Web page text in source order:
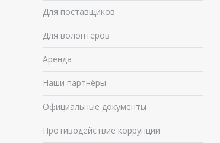
Для поставщиков
Для волонтёров
Аренда
Наши партнёры
Официальные документы
Противодействие коррупции